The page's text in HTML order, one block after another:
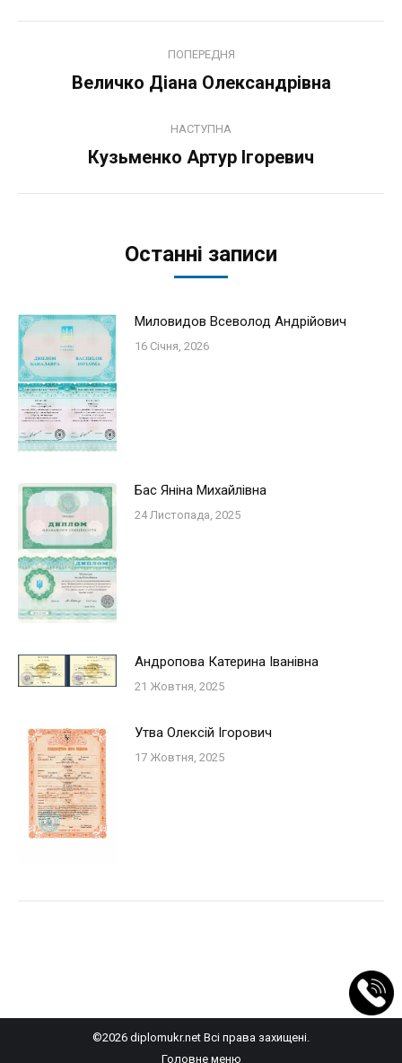
ПОПЕРЕДНЯ
Попередній
Величко Діана Олександрівна
НАСТУПНА
Наступний
Кузьменко Артур Ігоревич
Останні записи
Миловидов Всеволод Андрійович
16 Січня, 2026
Бас Яніна Михайлівна
24 Листопада, 2025
Андропова Катерина Iванiвна
21 Жовтня, 2025
Утва Олексій Ігорович
17 Жовтня, 2025
©2026 diplomukr.net Всі права захищені.
Головне меню